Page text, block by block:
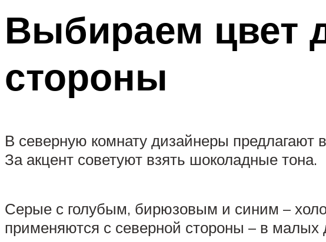
Выбираем цвет
стороны
В северную комнату дизайнеры предлагают
За акцент советуют взять шоколадные тона.
Серые с голубым, бирюзовым и синим –
применяются с северной стороны – в